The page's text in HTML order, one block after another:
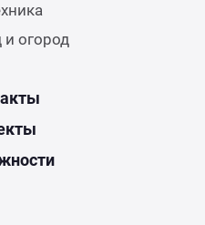
и огород